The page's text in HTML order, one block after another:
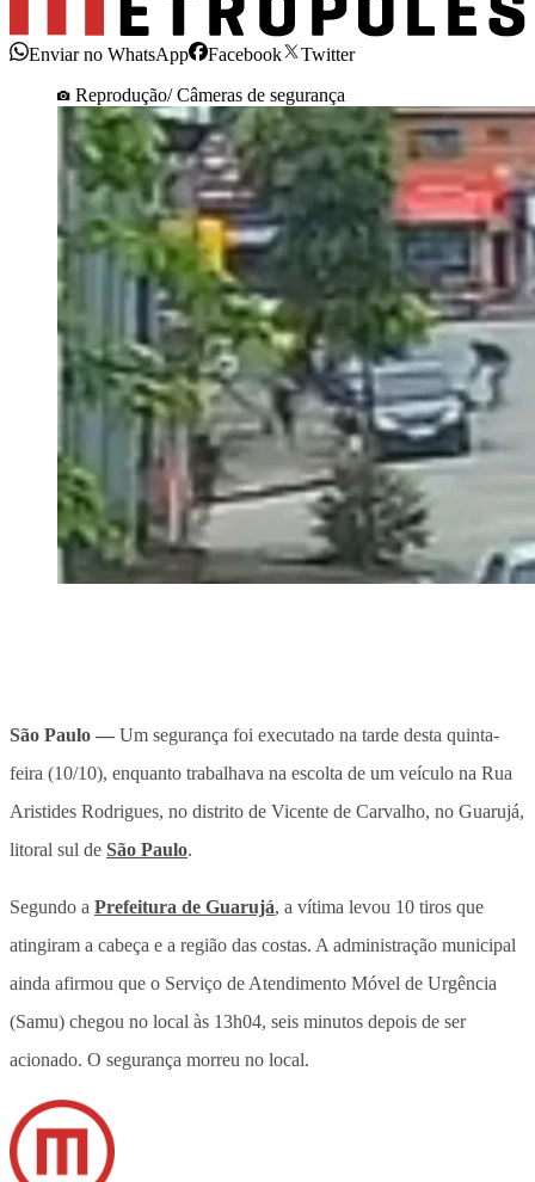
Enviar no WhatsApp Facebook
Twitter
Reprodução/ Câmeras de segurança
São Paulo — Um segurança foi executado na tarde desta quinta-
feira (10/10), enquanto trabalhava na escolta de um veículo na Rua
Aristides Rodrigues, no distrito de Vicente de Carvalho, no Guarujá,
litoral sul de São Paulo.
Segundo a Prefeitura de Guarujá, a vítima levou 10 tiros que
atingiram a cabeça e a região das costas. A administração municipal
ainda afirmou que o Serviço de Atendimento Móvel de Urgência
(Samu) chegou no local às 13h04, seis minutos depois de ser
acionado. O segurança morreu no local.